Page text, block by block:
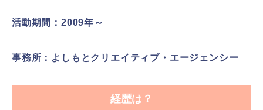
活動期間：2009年～
事務所：よしもとクリエイティブ・エージェンシー
経歴は？